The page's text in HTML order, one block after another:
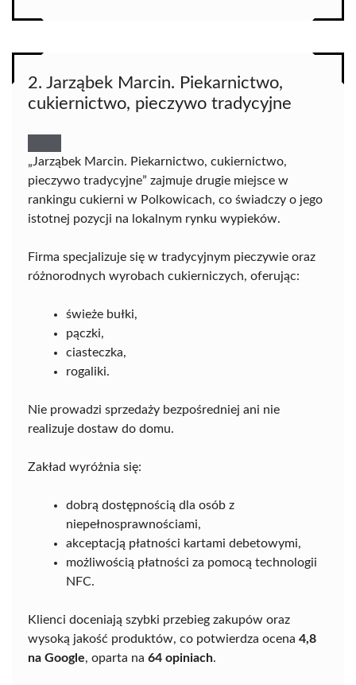
2. Jarząbek Marcin. Piekarnictwo,
cukiernictwo, pieczywo tradycyjne
„Jarząbek Marcin. Piekarnictwo, cukiernictwo,
pieczywo tradycyjne” zajmuje drugie miejsce w
rankingu cukierni w Polkowicach, co świadczy o jego
istotnej pozycji na lokalnym rynku wypieków.
Firma specjalizuje się w tradycyjnym pieczywie oraz
różnorodnych wyrobach cukierniczych, oferując:
świeże bułki,
pączki,
ciasteczka,
rogaliki.
Nie prowadzi sprzedaży bezpośredniej ani nie
realizuje dostaw do domu.
Zakład wyróżnia się:
dobrą dostępnością dla osób z
niepełnosprawnościami,
akceptacją płatności kartami debetowymi,
możliwością płatności za pomocą technologii
NFC.
Klienci doceniają szybki przebieg zakupów oraz
wysoką jakość produktów, co potwierdza ocena 4,8
na Google, oparta na 64 opiniach.